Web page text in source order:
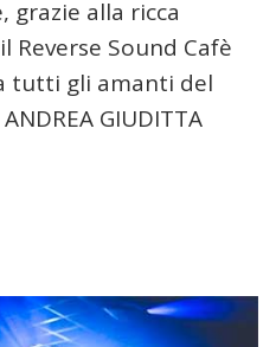
grazie alla ricca
Reverse Sound Cafè
tutti gli amanti del
GIUDITTA